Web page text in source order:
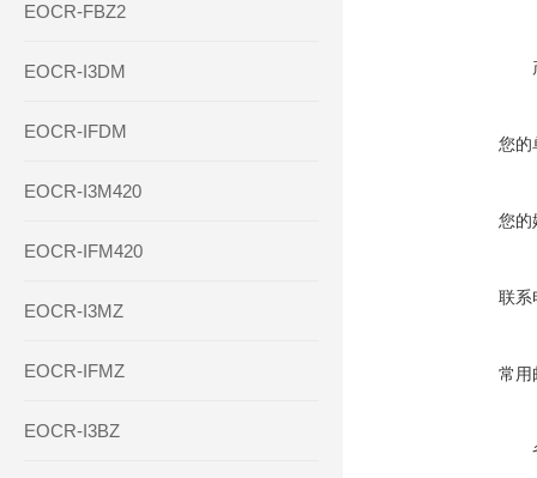
EOCR-FBZ2
EOCR-I3DM
EOCR-IFDM
EOCR-I3M420
EOCR-IFM420
EOCR-I3MZ
EOCR-IFMZ
EOCR-I3BZ
您的
您的
联系
常用